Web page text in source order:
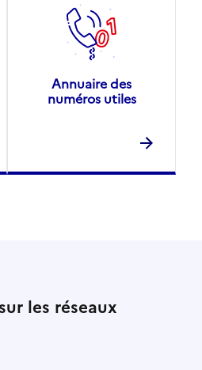
Annuaire des
numéros utiles
les réseaux